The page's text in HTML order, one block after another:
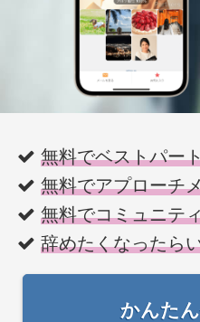
無料でベストパー
無料でアプローチ
無料でコミュニテ
辞めたくなったら
かんた